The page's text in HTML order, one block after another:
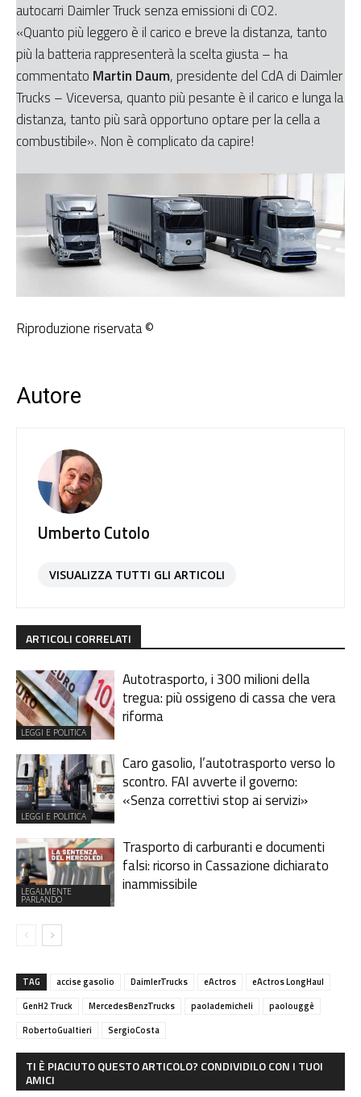
autocarri Daimler Truck senza emissioni di CO2.
«Quanto più leggero è il carico e breve la distanza, tanto
più la batteria rappresenterà la scelta giusta – ha
commentato Martin Daum, presidente del CdA di Daimler
Trucks – Viceversa, quanto più pesante è il carico e lunga la
distanza, tanto più sarà opportuno optare per la cella a
combustibile». Non è complicato da capire!
Riproduzione riservata ©
Autore
Umberto Cutolo
VISUALIZZA TUTTI GLI ARTICOLI
ARTICOLI CORRELATI
LEGGI E POLITICA
Autotrasporto, i 300 milioni della
tregua: più ossigeno di cassa che vera
riforma
LEGGI E POLITICA
Caro gasolio, l’autotrasporto verso lo
scontro. FAI avverte il governo:
«Senza correttivi stop ai servizi»
LEGALMENTE
PARLANDO
Trasporto di carburanti e documenti
falsi: ricorso in Cassazione dichiarato
inammissibile
TAG accise gasolio DaimlerTrucks eActros
eActros LongHaul
GenH2 Truck
MercedesBenzTrucks paolademicheli
paolouggè
RobertoGualtieri
SergioCosta
TI È PIACIUTO QUESTO ARTICOLO? CONDIVIDILO CON I TUOI
AMICI